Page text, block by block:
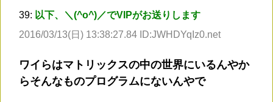
39: 以下、＼(^o^)／でVIPがお送りします
2016/03/13(日) 13:38:27.84 ID:JWHDYqIz0.net
ワイらはマトリックスの中の世界にいるんやか
らそんなものプログラムにないんやで